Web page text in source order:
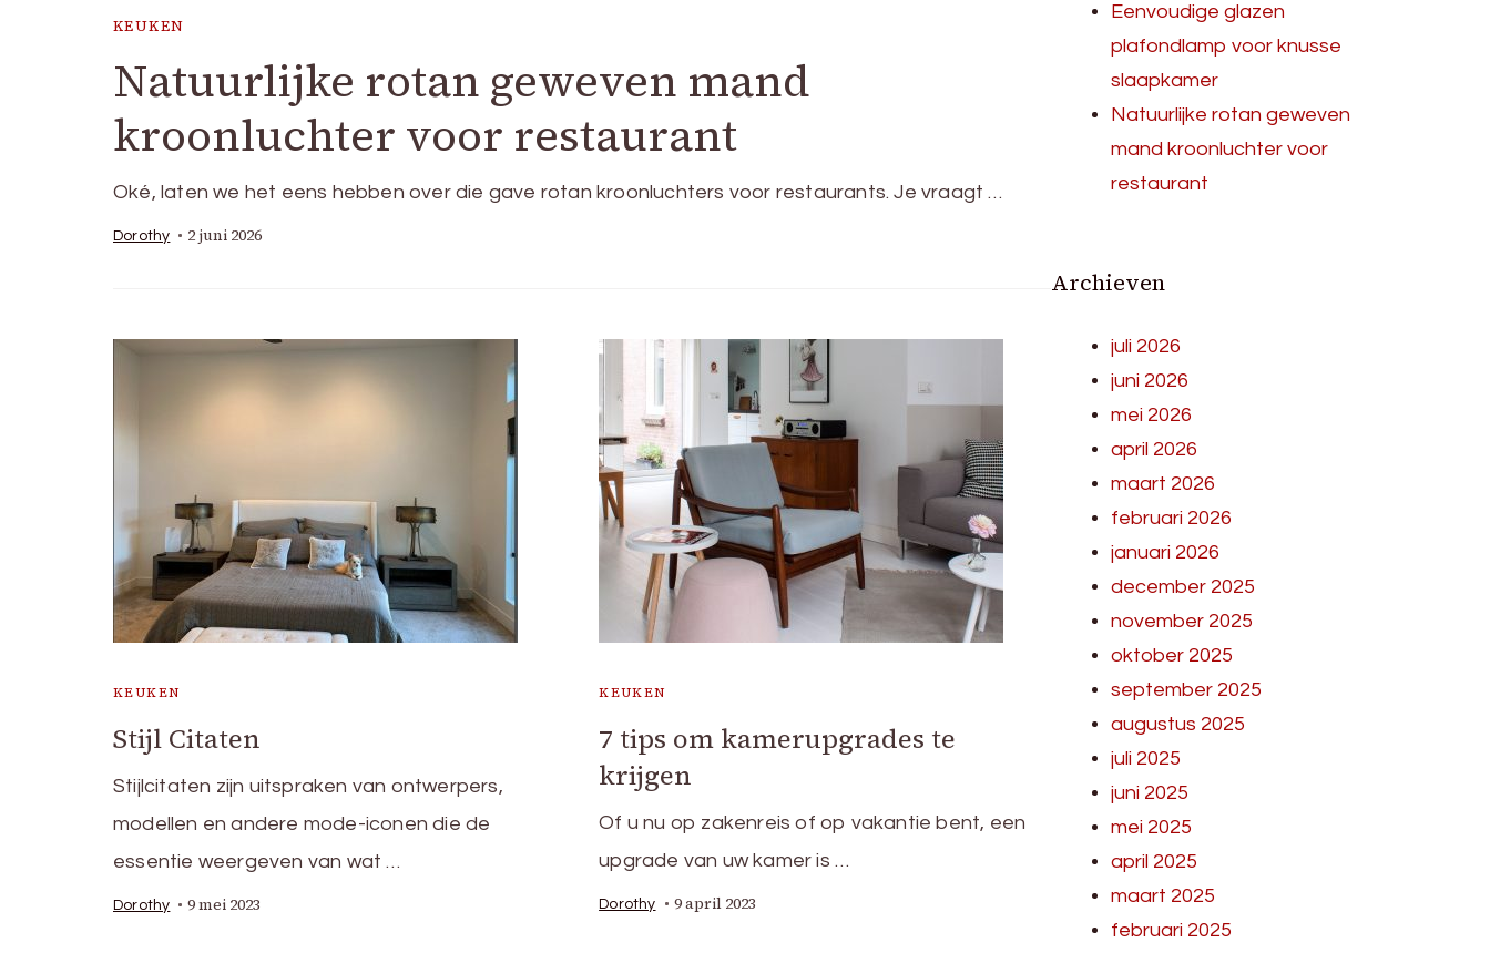
KEUKEN
Natuurlijke rotan geweven mand
kroonluchter voor restaurant
Oké, laten we het eens hebben over die gave rotan kroonluchters voor restaurants. Je vraagt …
Dorothy 2 juni 2026
KEUKEN
Stijl Citaten
Stijlcitaten zijn uitspraken van ontwerpers,
modellen en andere mode-iconen die de
essentie weergeven van wat …
Dorothy 9 mei 2023
KEUKEN
7 tips om kamerupgrades te
krijgen
Of u nu op zakenreis of op vakantie bent, een
upgrade van uw kamer is …
Dorothy 9 april 2023
Eenvoudige glazen
plafondlamp voor knusse
slaapkamer
Natuurlijke rotan geweven
mand kroonluchter voor
restaurant
Archieven
juli 2026
juni 2026
mei 2026
april 2026
maart 2026
februari 2026
januari 2026
december 2025
november 2025
oktober 2025
september 2025
augustus 2025
juli 2025
juni 2025
mei 2025
april 2025
maart 2025
februari 2025